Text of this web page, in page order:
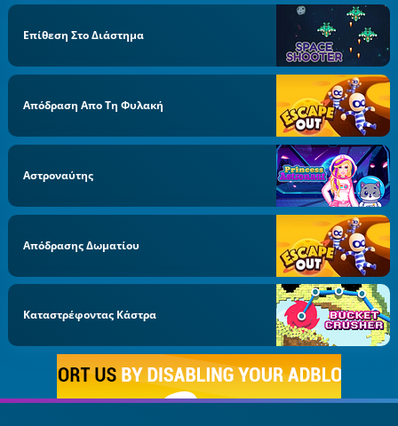
Επίθεση Στο Διάστημα
Απόδραση Απο Τη Φυλακή
Αστροναύτης
Απόδρασης Δωματίου
Καταστρέφοντας Κάστρα